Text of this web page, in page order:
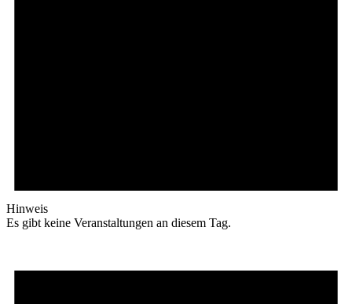
Hinweis
Es gibt keine Veranstaltungen an diesem Tag.